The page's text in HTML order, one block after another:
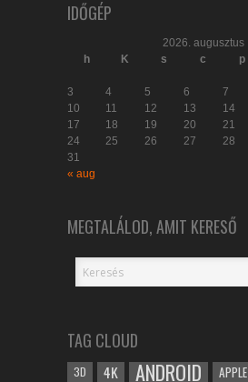
IDŐGÉP
2026. augusztus
h
K s c p
3
4 5 6 7
10
11 12 13 14
17
18 19 20 21
24
25 26 27 28
31
« aug
MEGTALÁLOD, AMIT KERESŐ
TAG CLOUD
3D 4K ANDROID APPLE